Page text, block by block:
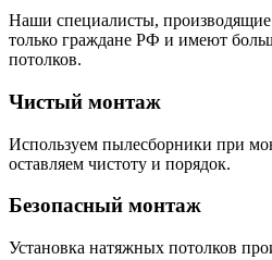
Наши специалисты,
только граждане РФ и имеют
потолков.
Чистый монтаж
Используем пылесборники при
оставляем чистоту и порядок.
Безопасный монтаж
Установка натяжных потолков